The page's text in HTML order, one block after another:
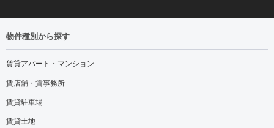
物件種別から探す
賃貸アパート・マンション
賃店舗・賃事務所
賃貸駐車場
賃貸土地